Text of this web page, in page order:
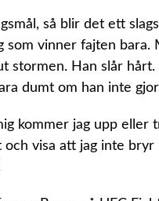
så blir det ett
som vinner fajten
stormen. Han slår
dumt om han inte
kommer jag upp eller
och visa att jag inte